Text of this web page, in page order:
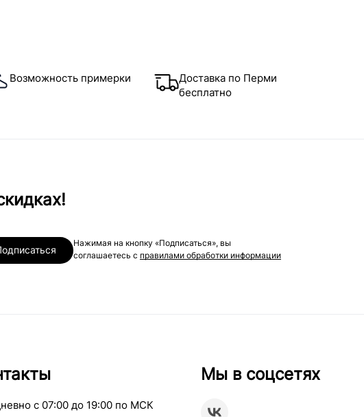
Возможность примерки
Доставка по Перми
бесплатно
Нажимая на кнопку «Подписаться», вы
соглашаетесь с правилами обработки информации
с 07:00 до 19:00 по МСК
Мы в соцсетях